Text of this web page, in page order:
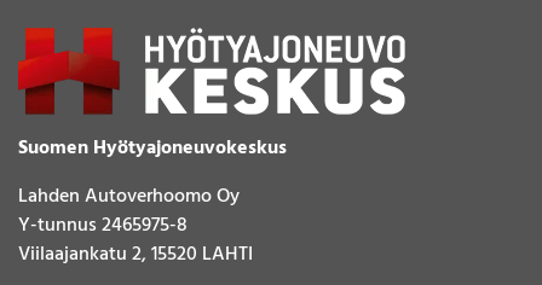
Suomen Hyötyajoneuvokeskus
Lahden Autoverhoomo Oy
Y-tunnus 2465975-8
Viilaajankatu 2, 15520 LAHTI